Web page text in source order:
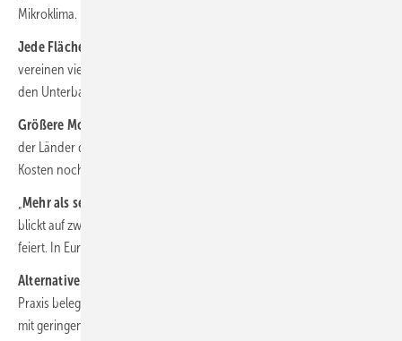
Mikroklima.
Jede Fläche voll ausnutzen:
vereinen viel Grün mit Solargeneratoren. Große Sorgfalt wurde auf
den Unterbau verwendet.
Größere Module aufs Dach:
der Länder die neuen Formate ein. Damit wird der Weg bereitet, die
Kosten noch weiter zu senken.
Mehr als sechs Jahrzehnte Pionierarbeit“:
blickt auf zwei Jubiläen, die Sharp Energy Solutions in diesem Jahr
feiert. In Europa ist der Modulanbieter seit 30 Jahren aktiv.
Alternative zur Gastherme:
Praxis belegen: Infrarotheizungen eignen sich auch, um Gastechnik
mit geringen Kosten zu ersetzen.